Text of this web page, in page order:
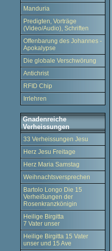
Manduria
Predigten, Vorträge
(Video/Audio), Schriften
Offenbarung des Johannes -
Apokalypse
Die globale Verschwörung
Antichrist
RFID Chip
Irrlehren
Gnadenreiche
Verheissungen
33 Verheissungen Jesu
Herz Jesu Freitage
Herz Maria Samstag
Weihnachtsversprechen
Bartolo Longo Die 15
Verheißungen der
Rosenkranzkönigin
Heilige Birgitta
7 Vater unser
Heilige Birgitta 15 Vater
unser und 15 Ave